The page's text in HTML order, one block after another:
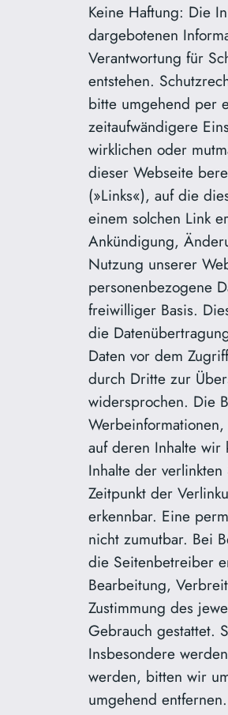
Keine Haftung: Die
dargebotenen
Verantwortung für
entstehen.
bitte umgehend per
zeitaufwändigere
wirklichen oder
dieser Webseite
(»Links«), auf die
einem solchen Link
Ankündigung,
Nutzung unserer
personenbezogene
freiwilliger Basis.
die
Daten vor dem
durch Dritte zur
widersprochen. Die
auf deren Inhalte wir
Inhalte der
Zeitpunkt der
erkennbar. Eine
nicht zumutbar. Bei
die Seitenbetreiber
Bearbeitung,
Zustimmung des
Gebrauch gestattet.
Insbesondere
werden, bitten wir
umgehend